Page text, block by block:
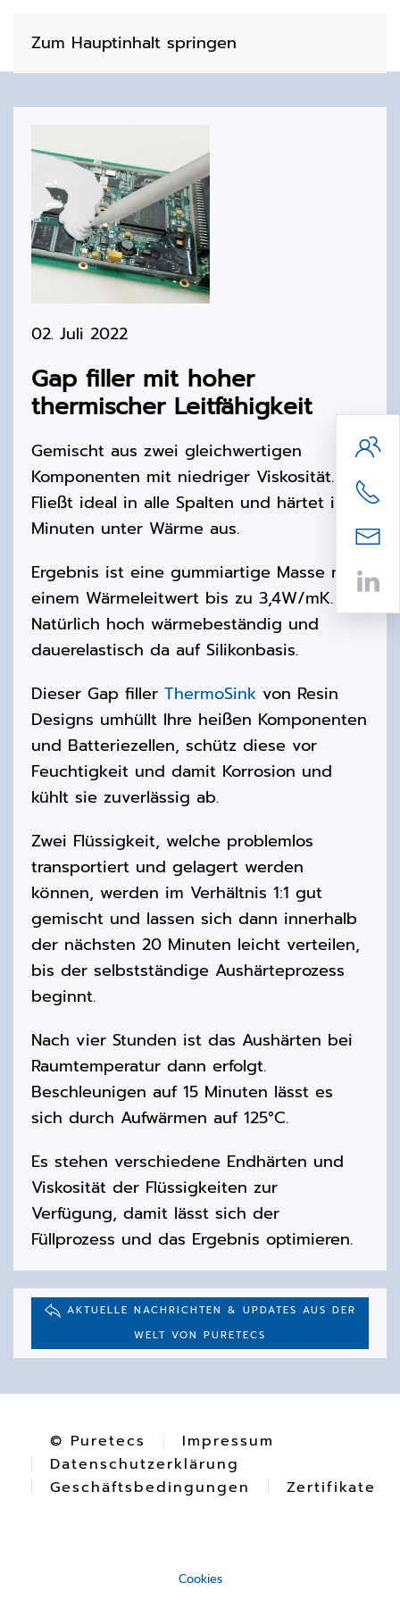
Zum Hauptinhalt springen
02. Juli 2022
Gap filler mit hoher
thermischer Leitfähigkeit
Gemischt aus zwei gleichwertigen
Komponenten mit niedriger Viskosität.
Fließt ideal in alle Spalten und härtet in 15
Minuten unter Wärme aus.
Ergebnis ist eine gummiartige Masse mit
einem Wärmeleitwert bis zu 3,4W/mK.
Natürlich hoch wärmebeständig und
dauerelastisch da auf Silikonbasis.
Dieser Gap filler ThermoSink von Resin
Designs umhüllt Ihre heißen Komponenten
und Batteriezellen, schütz diese vor
Feuchtigkeit und damit Korrosion und
kühlt sie zuverlässig ab.
Zwei Flüssigkeit, welche problemlos
transportiert und gelagert werden
können, werden im Verhältnis 1:1 gut
gemischt und lassen sich dann innerhalb
der nächsten 20 Minuten leicht verteilen,
bis der selbstständige Aushärteprozess
beginnt.
Nach vier Stunden ist das Aushärten bei
Raumtemperatur dann erfolgt.
Beschleunigen auf 15 Minuten lässt es
sich durch Aufwärmen auf 125°C.
Es stehen verschiedene Endhärten und
Viskosität der Flüssigkeiten zur
Verfügung, damit lässt sich der
Füllprozess und das Ergebnis optimieren.
AKTUELLE NACHRICHTEN & UPDATES AUS DER
WELT VON PURETECS
© Puretecs
Impressum
Datenschutzerklärung
Geschäftsbedingungen
Zertifikate
Cookies